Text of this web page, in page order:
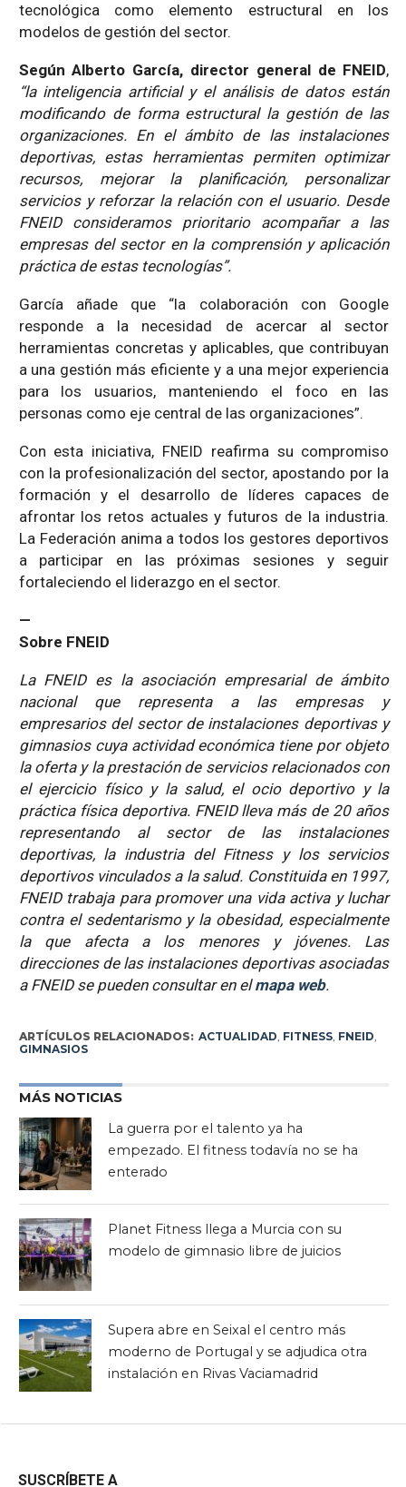
tecnológica como elemento estructural en los
modelos de gestión del sector.
Según Alberto García, director general de FNEID,
“la inteligencia artificial y el análisis de datos están
modificando de forma estructural la gestión de las
organizaciones. En el ámbito de las instalaciones
deportivas, estas herramientas permiten optimizar
recursos, mejorar la planificación, personalizar
servicios y reforzar la relación con el usuario. Desde
FNEID consideramos prioritario acompañar a las
empresas del sector en la comprensión y aplicación
práctica de estas tecnologías”.
García añade que “la colaboración con Google
responde a la necesidad de acercar al sector
herramientas concretas y aplicables, que contribuyan
a una gestión más eficiente y a una mejor experiencia
para los usuarios, manteniendo el foco en las
personas como eje central de las organizaciones”.
Con esta iniciativa, FNEID reafirma su compromiso
con la profesionalización del sector, apostando por la
formación y el desarrollo de líderes capaces de
afrontar los retos actuales y futuros de la industria.
La Federación anima a todos los gestores deportivos
a participar en las próximas sesiones y seguir
fortaleciendo el liderazgo en el sector.
—
Sobre FNEID
La FNEID es la asociación empresarial de ámbito
nacional que representa a las empresas y
empresarios del sector de instalaciones deportivas y
gimnasios cuya actividad económica tiene por objeto
la oferta y la prestación de servicios relacionados con
el ejercicio físico y la salud, el ocio deportivo y la
práctica física deportiva. FNEID lleva más de 20 años
representando al sector de las instalaciones
deportivas, la industria del Fitness y los servicios
deportivos vinculados a la salud. Constituida en 1997,
FNEID trabaja para promover una vida activa y luchar
contra el sedentarismo y la obesidad, especialmente
la que afecta a los menores y jóvenes. Las
direcciones de las instalaciones deportivas asociadas
a FNEID se pueden consultar en elmapa web.
ARTÍCULOS RELACIONADOS: ACTUALIDAD, FITNESS, FNEID,
GIMNASIOS
MÁS NOTICIAS
La guerra por el talento ya ha
empezado. El fitness todavía no se ha
enterado
Planet Fitness llega a Murcia con su
modelo de gimnasio libre de juicios
Supera abre en Seixal el centro más
moderno de Portugal y se adjudica otra
instalación en Rivas Vaciamadrid
SUSCRÍBETE A